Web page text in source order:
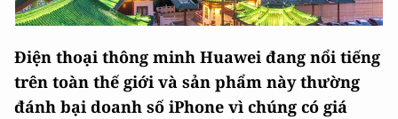
Điện thoại thông minh Huawei đang nổi tiếng
trên toàn thế giới và sản phẩm này thường
đánh bại doanh số iPhone vì chúng có giá